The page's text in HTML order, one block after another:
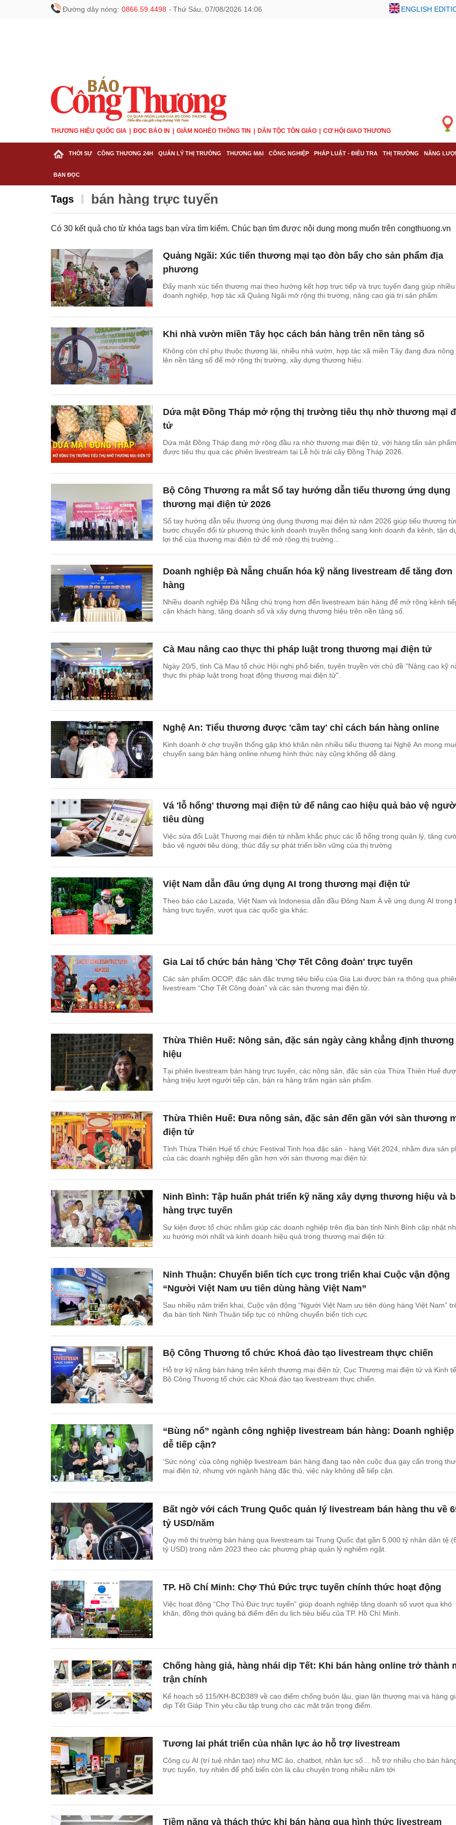
Đường dây nóng: 0866.59.4498 - Thứ Sáu, 07/08/2026 14:07 ENGLISH
THƯƠNG HIỆU QUỐC GIA ĐỌC BÁO IN GIẢM NGHÈO THÔNG TIN DÂN TỘC TÔN GIÁO CƠ HỘI GIAO THƯƠNG
THỜI SỰ CÔNG THƯƠNG 24H QUẢN LÝ THỊ TRƯỜNG THƯƠNG MẠI CÔNG NGHIỆP PHÁP LUẬT - ĐIỀU TRA THỊ TRƯỜNG NĂNG
BẠN ĐỌC
Tags ​​​​​​​bán hàng trực tuyến
Có 30 kết quả cho từ khóa tags bạn vừa tìm kiếm. Chúc bạn tìm được nội dung mong muốn trên congthuong.vn
Quảng Ngãi: Xúc tiến thương mại tạo đòn bẩy cho sản phẩm địa
phương
Đẩy mạnh xúc tiến thương mại theo hướng kết hợp trực tiếp và trực tuyến đang giúp nhiều
doanh nghiệp, hợp tác xã Quảng Ngãi mở rộng thị trường, nâng cao giá trị sản phẩm.
Khi nhà vườn miền Tây học cách bán hàng trên nền tảng số
Không còn chỉ phụ thuộc thương lái, nhiều nhà vườn, hợp tác xã miền Tây đang đưa nông
lên nền tảng số để mở rộng thị trường, xây dựng thương hiệu.
Dứa mật Đồng Tháp mở rộng thị trường tiêu thụ nhờ thương mại
tử
Dứa mật Đồng Tháp đang mở rộng đầu ra nhờ thương mại điện tử, với hàng tấn sản phẩm
được tiêu thụ qua các phiên livestream tại Lễ hội trái cây Đồng Tháp 2026.
Bộ Công Thương ra mắt Sổ tay hướng dẫn tiểu thương ứng dụng
thương mại điện tử 2026
Sổ tay hướng dẫn tiểu thương ứng dụng thương mại điện tử năm 2026 giúp tiểu thương
bước chuyển đổi từ phương thức kinh doanh truyền thống sang kinh doanh đa kênh, tận
lợi thế của thương mại điện tử để mở rộng thị trường...
Doanh nghiệp Đà Nẵng chuẩn hóa kỹ năng livestream để tăng đơn
hàng
Nhiều doanh nghiệp Đà Nẵng chú trọng hơn đến livestream bán hàng để mở rộng kênh
cận khách hàng, tăng doanh số và xây dựng thương hiệu trên nền tảng số.
Cà Mau nâng cao thực thi pháp luật trong thương mại điện tử
Ngày 20/5, tỉnh Cà Mau tổ chức Hội nghị phổ biến, tuyên truyền với chủ đề "Nâng cao kỹ
thực thi pháp luật trong hoạt động thương mại điện tử".
Nghệ An: Tiểu thương được 'cầm tay' chỉ cách bán hàng online
Kinh doanh ở chợ truyền thống gặp khó khăn nên nhiều tiểu thương tại Nghệ An mong
chuyển sang bán hàng online nhưng hình thức này cũng không dễ dàng.
Vá 'lỗ hổng' thương mại điện tử để nâng cao hiệu quả bảo vệ
tiêu dùng
Việc sửa đổi Luật Thương mại điện tử nhằm khắc phục các lỗ hổng trong quản lý, tăng
bảo vệ người tiêu dùng, thúc đẩy sự phát triển bền vững của thị trường
Việt Nam dẫn đầu ứng dụng AI trong thương mại điện tử
Theo báo cáo Lazada, Việt Nam và Indonesia dẫn đầu Đông Nam Á về ứng dụng AI trong
hàng trực tuyến, vượt qua các quốc gia khác.
Gia Lai tổ chức bán hàng 'Chợ Tết Công đoàn' trực tuyến
Các sản phẩm OCOP, đặc sản đặc trưng tiêu biểu của Gia Lai được bán ra thông qua
livestream “Chợ Tết Công đoàn” và các sàn thương mại điện tử.
Thừa Thiên Huế: Nông sản, đặc sản ngày càng khẳng định thương
hiệu
Tại phiên livestream bán hàng trực tuyến, các nông sản, đặc sản của Thừa Thiên Huế
hàng triệu lượt người tiếp cận, bán ra hàng trăm ngàn sản phẩm.
Thừa Thiên Huế: Đưa nông sản, đặc sản đến gần với sàn thương
điện tử
Tỉnh Thừa Thiên Huế tổ chức Festival Tinh hoa đặc sản - hàng Việt 2024, nhằm đưa sản
của các doanh nghiệp đến gần hơn với sàn thương mại điện tử.
Ninh Bình: Tập huấn phát triển kỹ năng xây dựng thương hiệu và
hàng trực tuyến
Sự kiện được tổ chức nhằm giúp các doanh nghiệp trên địa bàn tỉnh Ninh Bình cập nhật
xu hướng mới nhất và kinh doanh hiệu quả trong thương mại điện tử.
Ninh Thuận: Chuyển biến tích cực trong triển khai Cuộc vận động
“Người Việt Nam ưu tiên dùng hàng Việt Nam”
Sau nhiều năm triển khai, Cuộc vận động “Người Việt Nam ưu tiên dùng hàng Việt Nam”
địa bàn tỉnh Ninh Thuận tiếp tục có những chuyển biến tích cực.
Bộ Công Thương tổ chức Khoá đào tạo livestream thực chiến
Hỗ trợ kỹ năng bán hàng trên kênh thương mại điện tử, Cục Thương mại điện tử và Kinh
Bộ Công Thương tổ chức các Khoá đào tạo livestream thực chiến.
“Bùng nổ” ngành công nghiệp livestream bán hàng: Doanh nghiệp
dễ tiếp cận?
‘Sức nóng’ của công nghiệp livestream bán hàng đang tạo nên cuộc đua gay cấn trong
mại điện tử, nhưng với ngành hàng đặc thù, việc này không dễ tiếp cận.
Bất ngờ với cách Trung Quốc quản lý livestream bán hàng thu về
tỷ USD/năm
Quy mô thị trường bán hàng qua livestream tại Trung Quốc đạt gần 5.000 tỷ nhân dân tệ
tỷ USD) trong năm 2023 theo các phương pháp quản lý nghiêm ngặt.
TP. Hồ Chí Minh: Chợ Thủ Đức trực tuyến chính thức hoạt động
Việc hoạt động “Chợ Thủ Đức trực tuyến” giúp doanh nghiệp tăng doanh số vượt qua khó
khăn, đồng thời quảng bá điểm đến du lịch tiêu biểu của TP. Hồ Chí Minh.
Chống hàng giả, hàng nhái dịp Tết: Khi bán hàng online trở thành
trận chính
Kế hoạch số 115/KH-BCĐ389 về cao điểm chống buôn lậu, gian lận thương mại và hàng
dịp Tết Giáp Thìn yêu cầu tập trung cho các mặt trận trọng điểm.
Tương lai phát triển của nhân lực ảo hỗ trợ livestream
Công cụ AI (trí tuệ nhân tạo) như MC ảo, chatbot, nhân lực số… hỗ trợ nhiều cho bán
trực tuyến, tuy nhiên để phổ biến còn là câu chuyện trong nhiều năm tới
Tiềm năng và thách thức khi bán hàng qua hình thức livestream